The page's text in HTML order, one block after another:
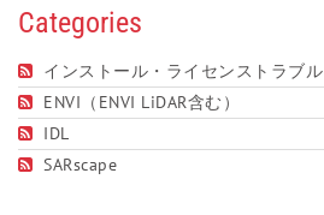
Categories
インストール・ライセンストラブル
ENVI（ENVI LiDAR含む）
IDL
SARscape